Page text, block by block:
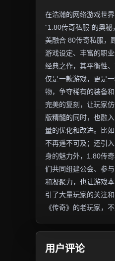
在浩瀚的网络游戏世
“1.80传奇私服”的奥
美融合 80传奇私服，
游戏设定、丰富的职
经典之作，其平衡性
仅是一款游戏，更是
物，争夺稀有的装备
完美的复刻，让玩家
版精髓的同时，也融
量的优化和改进。比
不再遥不可及；还引
身的魅力外，1.80传
们共同组建公会、参
和凝聚力，也让游戏
引了大量玩家的关注
《传奇》的老玩家，
用户评论